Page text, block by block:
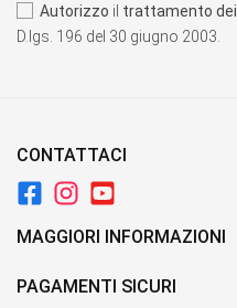
Autorizzo il trattamento dei
D.lgs. 196 del 30 giugno 2003.
CONTATTACI
MAGGIORI INFORMAZIONI
PAGAMENTI SICURI